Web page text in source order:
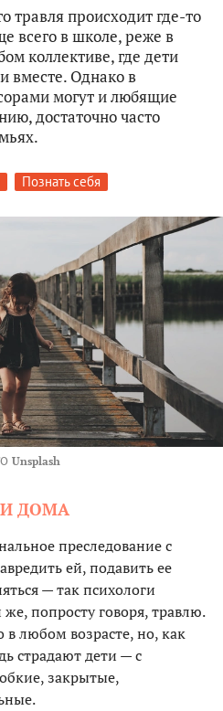
травля происходит где-то
всего в школе, реже в
коллективе, где дети
вместе. Однако в
могут и любящие
достаточно часто
Познать себя
Unsplash
ДОМА
преследование с
ей, подавить ее
— так психологи
попросту говоря, травлю.
любом возрасте, но, как
страдают дети — с
закрытые,